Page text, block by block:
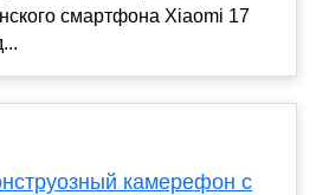
смартфона Xiaomi 17
камерефон с